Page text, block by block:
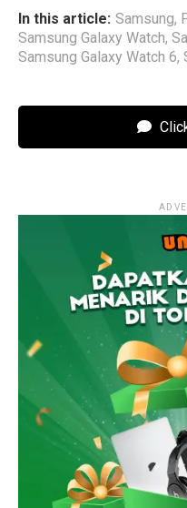
In this article: Samsung,
Samsung Galaxy Watch,
Samsung Galaxy Watch 6,